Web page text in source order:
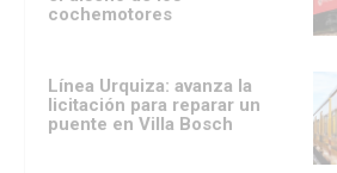
cochemotores
Línea Urquiza: avanza la
licitación para reparar un
puente en Villa Bosch